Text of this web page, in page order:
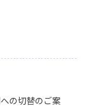
の切替のご案